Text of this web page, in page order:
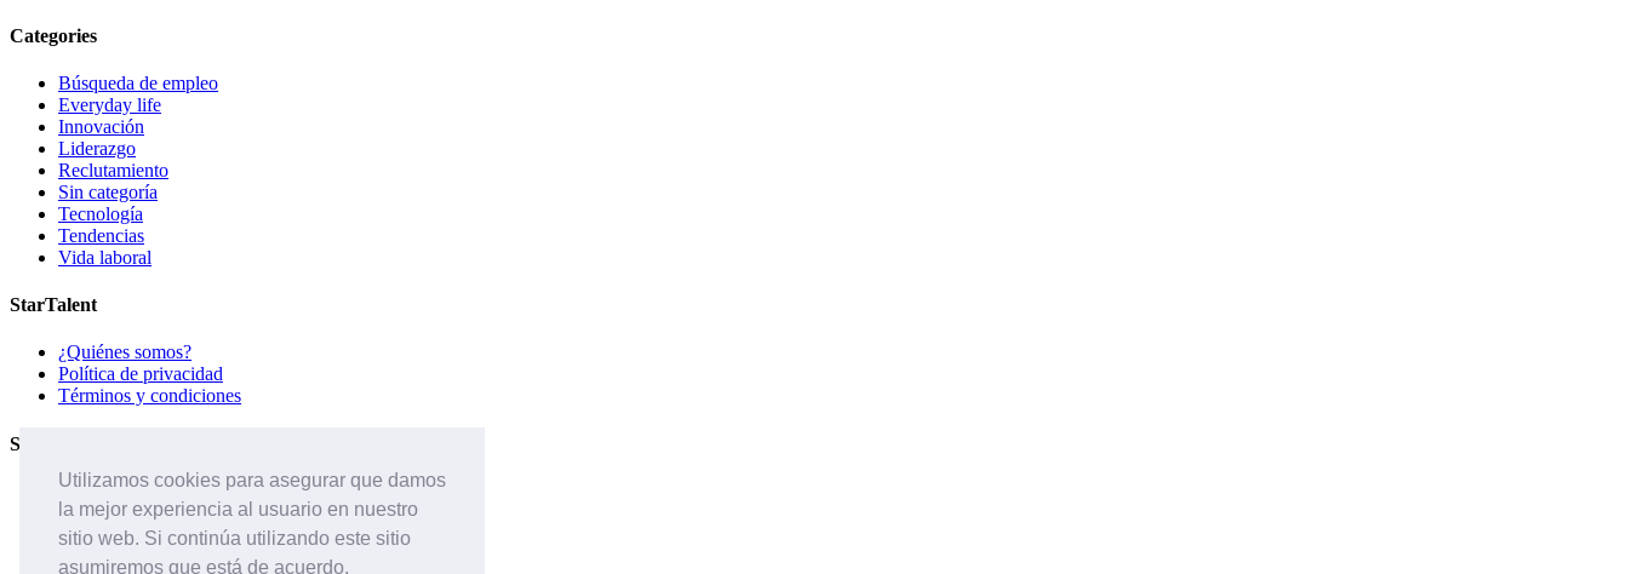
Utilizamos cookies para asegurar que damos
la mejor experiencia al usuario en nuestro
sitio web. Si continúa utilizando este sitio
asumiremos que está de acuerdo.
Categories
Búsqueda de empleo
Everyday life
Innovación
Liderazgo
Reclutamiento
Sin categoría
Tecnología
Tendencias
Vida laboral
StarTalent
¿Quiénes somos?
Política de privacidad
Términos y condiciones
Servicios
Páginas de carreras
Sistema ATS
Contáctanos